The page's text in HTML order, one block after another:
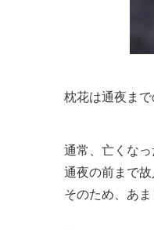
枕花は通夜ま
通常、亡くな
通夜の前まで
そのため、あ